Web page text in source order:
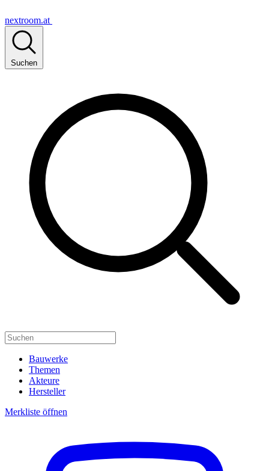
nextroom.at
Suchen
Bauwerke
Themen
Akteure
Hersteller
Merkliste öffnen